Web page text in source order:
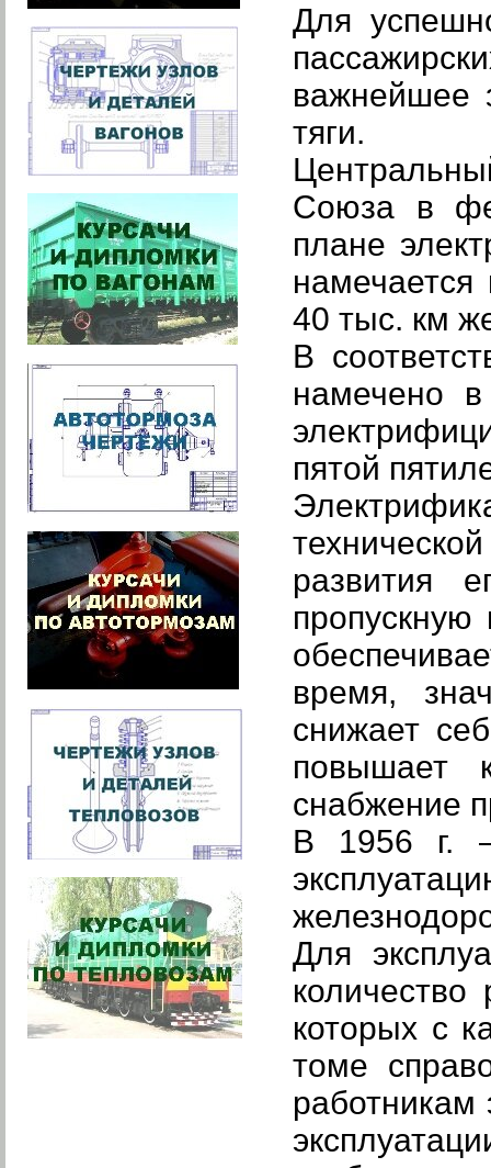
Для
важнейшее
тяги.
Союза в
плане
намечается
40 тыс. км
В
намечено
пятой
развития
время,
снижает
повышает
снабжение
В 1956 г.
Для
количество
которых с
томе